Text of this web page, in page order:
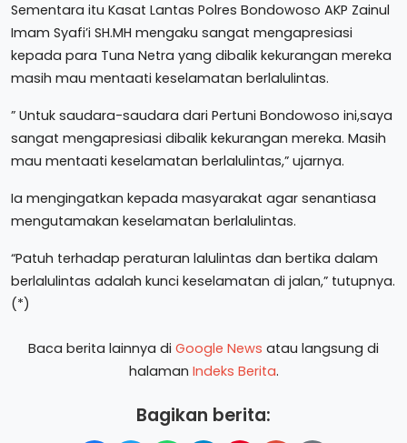
Sementara itu Kasat Lantas Polres Bondowoso AKP Zainul
Imam Syafi’i SH.MH mengaku sangat mengapresiasi
kepada para Tuna Netra yang dibalik kekurangan mereka
masih mau mentaati keselamatan berlalulintas.
” Untuk saudara-saudara dari Pertuni Bondowoso ini,saya
sangat mengapresiasi dibalik kekurangan mereka. Masih
mau mentaati keselamatan berlalulintas,” ujarnya.
Ia mengingatkan kepada masyarakat agar senantiasa
mengutamakan keselamatan berlalulintas.
“Patuh terhadap peraturan lalulintas dan bertika dalam
berlalulintas adalah kunci keselamatan di jalan,” tutupnya.
(*)
Baca berita lainnya di Google News atau langsung di
halaman Indeks Berita.
Bagikan berita: